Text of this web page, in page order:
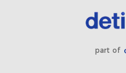
part of